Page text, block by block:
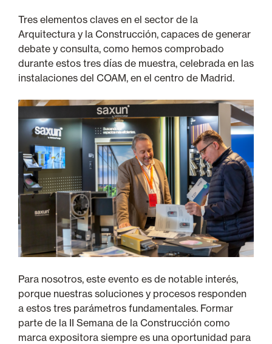
Tres elementos claves en el sector de la
Arquitectura y la Construcción, capaces de generar
debate y consulta, como hemos comprobado
durante estos tres días de muestra, celebrada en las
instalaciones del COAM, en el centro de Madrid.
Para nosotros, este evento es de notable interés,
porque nuestras soluciones y procesos responden
a estos tres parámetros fundamentales. Formar
parte de la II Semana de la Construcción como
marca expositora siempre es una oportunidad para